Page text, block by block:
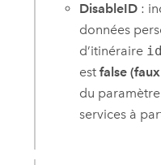
DisableID :
données
d’itinéraire id
estfalse
du paramètre
services à